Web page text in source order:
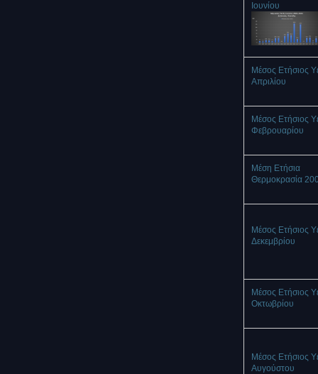
Ιουνίου
Μέσος Ετήσιος
Απριλίου
Μέσος Ετήσιος
Φεβρουαρίου
Μέση Ετήσια
Θερμοκρασία
Μέσος Ετήσιος
Δεκεμβρίου
Μέσος Ετήσιος
Οκτωβρίου
Μέσος Ετήσιος
Αυγούστου